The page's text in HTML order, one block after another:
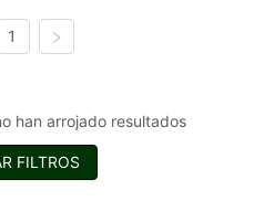
1
han arrojado resultados
FILTROS